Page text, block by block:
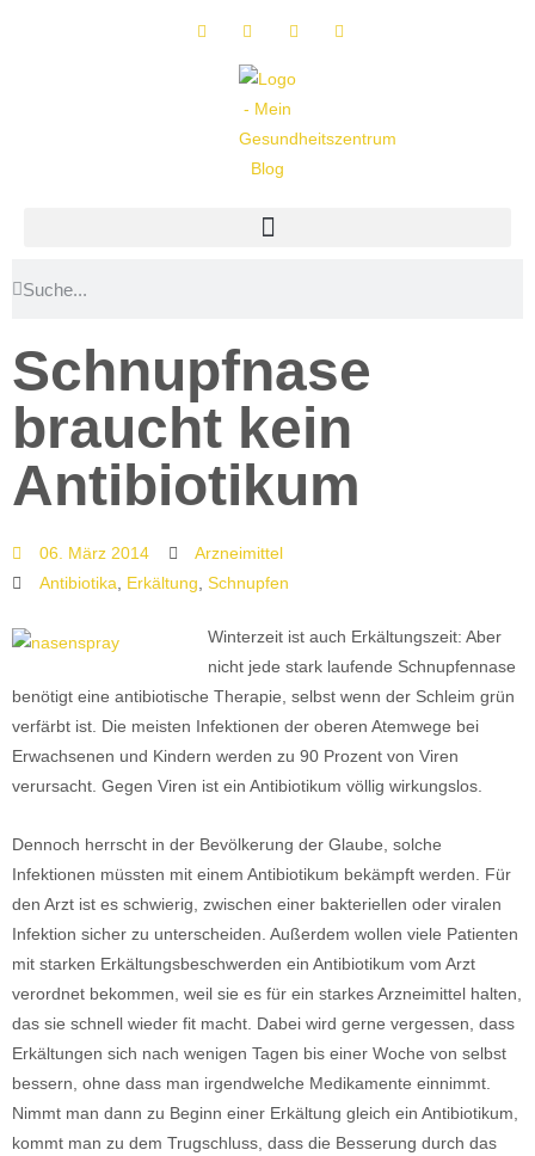
Schnupfnase
braucht kein
Antibiotikum
06. März 2014
Arzneimittel
Antibiotika
Erkältung Schnupfen
Winterzeit ist auch Erkältungszeit: Aber
nicht jede stark laufende Schnupfennase
benötigt eine antibiotische Therapie, selbst wenn der Schleim grün
verfärbt ist. Die meisten Infektionen der oberen Atemwege bei
Erwachsenen und Kindern werden zu 90 Prozent von Viren
verursacht. Gegen Viren ist ein Antibiotikum völlig wirkungslos.
Dennoch herrscht in der Bevölkerung der Glaube, solche
Infektionen müssten mit einem Antibiotikum bekämpft werden. Für
den Arzt ist es schwierig, zwischen einer bakteriellen oder viralen
Infektion sicher zu unterscheiden. Außerdem wollen viele Patienten
mit starken Erkältungsbeschwerden ein Antibiotikum vom Arzt
verordnet bekommen, weil sie es für ein starkes Arzneimittel halten,
das sie schnell wieder fit macht. Dabei wird gerne vergessen, dass
Erkältungen sich nach wenigen Tagen bis einer Woche von selbst
bessern, ohne dass man irgendwelche Medikamente einnimmt.
Nimmt man dann zu Beginn einer Erkältung gleich ein Antibiotikum,
kommt man zu dem Trugschluss, dass die Besserung durch das